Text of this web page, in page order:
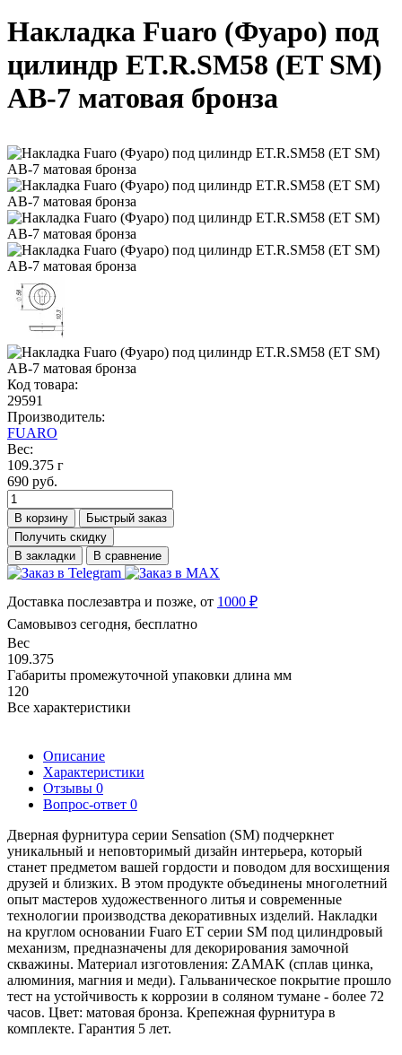
Накладка Fuaro (Фуаро) под
цилиндр ET.R.SM58 (ET SM)
AB-7 матовая бронза
Код товара:
29591
Производитель:
FUARO
Вес:
109.375 г
690 руб.
В корзину
Быстрый заказ
Получить скидку
В закладки
В сравнение
Доставка послезавтра и позже, от 1000 ₽
Самовывоз сегодня, бесплатно
Вес
109.375
Габариты промежуточной упаковки длина мм
120
Все характеристики
Описание
Характеристики
Отзывы 0
Вопрос-ответ 0
Дверная фурнитура серии Sensation (SM) подчеркнет
уникальный и неповторимый дизайн интерьера, который
станет предметом вашей гордости и поводом для восхищения
друзей и близких. В этом продукте объединены многолетний
опыт мастеров художественного литья и современные
технологии производства декоративных изделий. Накладки
на круглом основании Fuaro ET серии SM под цилиндровый
механизм, предназначены для декорирования замочной
скважины. Материал изготовления: ZAMAK (сплав цинка,
алюминия, магния и меди). Гальваническое покрытие прошло
тест на устойчивость к коррозии в соляном тумане - более 72
часов. Цвет: матовая бронза. Крепежная фурнитура в
комплекте. Гарантия 5 лет.